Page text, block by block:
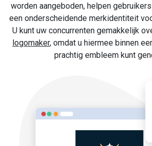
worden aangeboden, helpen
een onderscheidende merkidentiteit
U kunt uw concurrenten gemakkelijk
logomaker, omdat u hiermee binnen
prachtig embleem kunt